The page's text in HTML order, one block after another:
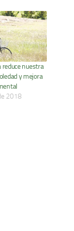
reduce nuestra
y mejora
2018